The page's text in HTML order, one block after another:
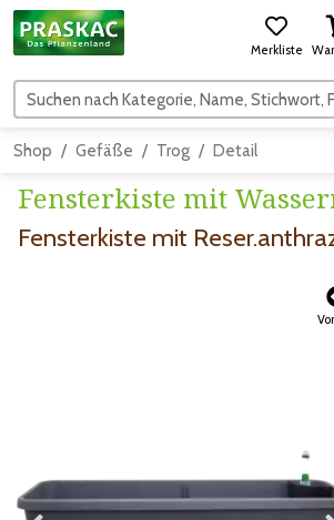
Merkliste
Shop Gefäße Trog Detail
Fensterkiste mit
Fensterkiste mit